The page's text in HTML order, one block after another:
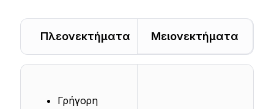
Πλεονεκτήματα Μειονεκτήματα
Γρήγορη